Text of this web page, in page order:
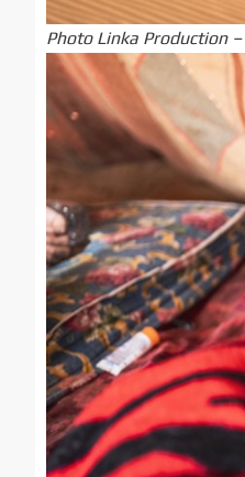
Photo Linka Production